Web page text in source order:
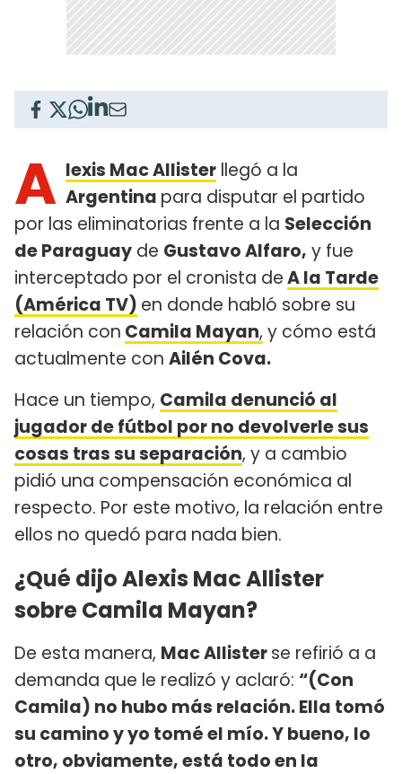
A lexis Mac Allister llegó a la
Argentina para disputar el partido
por las eliminatorias frente a la Selección
de Paraguay de Gustavo Alfaro, y fue
interceptado por el cronista deA la Tarde
(América TV) en donde habló sobre su
relación con Camila Mayan, y cómo está
actualmente con Ailén Cova.
Hace un tiempo, Camila denunció al
jugador de fútbol por no devolverle sus
cosas tras su separación, y a cambio
pidió una compensación económica al
respecto. Por este motivo, la relación entre
ellos no quedó para nada bien.
¿Qué dijo Alexis Mac Allister
sobre Camila Mayan?
De esta manera, Mac Allisterse refirió a a
demanda que le realizó y aclaró: “(Con
Camila) no hubo más relación. Ella tomó
su camino y yo tomé el mío. Y bueno, lo
otro, obviamente, está todo en la